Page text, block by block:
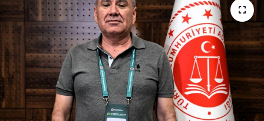
GAZİMAĞUSA
GİRNE
GÜNDEM
GÜNEY KIBRIS